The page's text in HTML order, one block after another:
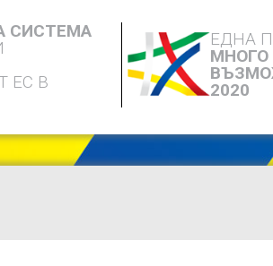
СИСТЕМА
ЕС В
ЕДНА
МНОГО
2020